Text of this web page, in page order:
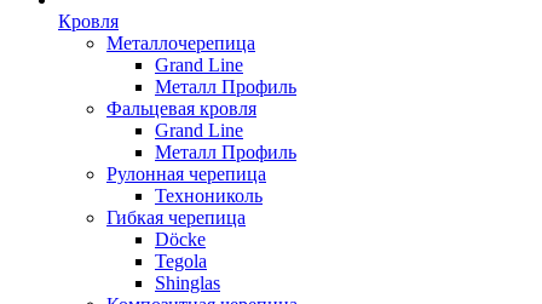
Кровля
Металлочерепица
Grand Line
Металл Профиль
Фальцевая кровля
Grand Line
Металл Профиль
Рулонная черепица
Технониколь
Гибкая черепица
Döсkе
Tegola
Shinglas